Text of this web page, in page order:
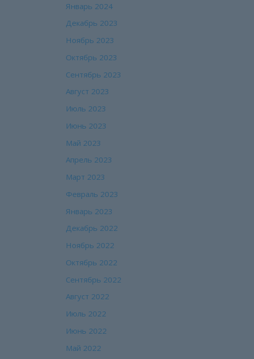
Январь 2024
Декабрь 2023
Ноябрь 2023
Октябрь 2023
Сентябрь 2023
Август 2023
Июль 2023
Июнь 2023
Май 2023
Апрель 2023
Март 2023
Февраль 2023
Январь 2023
Декабрь 2022
Ноябрь 2022
Октябрь 2022
Сентябрь 2022
Август 2022
Июль 2022
Июнь 2022
Май 2022